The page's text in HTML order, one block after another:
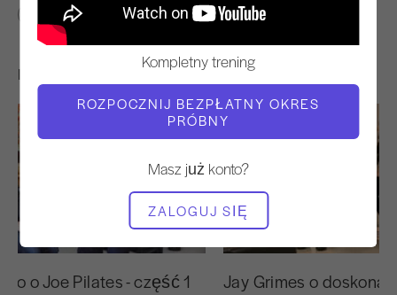
Kompletny trening
ROZPOCZNIJ BEZPŁATNY OKRES
PRÓBNY
Masz już konto?
ZALOGUJ SIĘ
30 - 40 min
Inne treningi, które mogą Ci się spodobać
o Joe Pilates - część 1
Jay Grimes o